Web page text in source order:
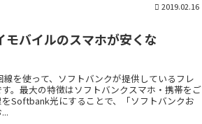
2019.02.16
モバイルのスマホが安くな
を使って、ソフトバンクが提供しているフレ
。最大の特徴はソフトバンクスマホ・携帯をご
Softbank光にすることで、「ソフトバンクお